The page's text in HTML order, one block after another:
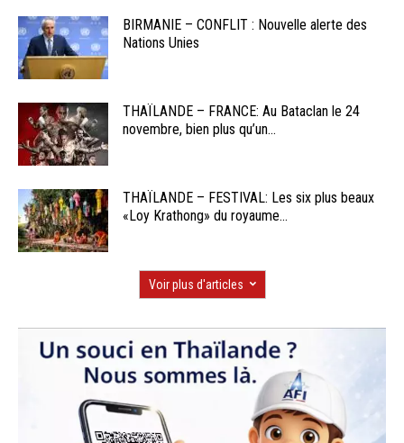
BIRMANIE – CONFLIT : Nouvelle alerte des
Nations Unies
THAÏLANDE – FRANCE: Au Bataclan le 24
novembre, bien plus qu’un...
THAÏLANDE – FESTIVAL: Les six plus beaux
«Loy Krathong» du royaume...
Voir plus d'articles